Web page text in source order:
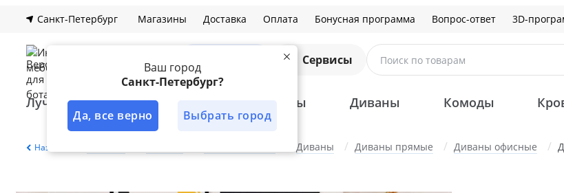
Ваш город
Санкт-Петербург?
Да, все верно Выбрать город
Санкт-Петербург Магазины Доставка Оплата Бонусная программа Вопрос-ответ 3D-
Сервисы Поиск по товарам
Лучшее решение Шкафы Диваны Комоды
Назад Диваны Диваны прямые Диваны офисные